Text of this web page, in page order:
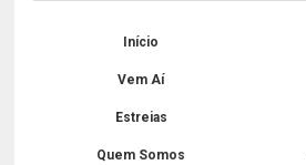
Início
Vem Aí
Estreias
Quem Somos